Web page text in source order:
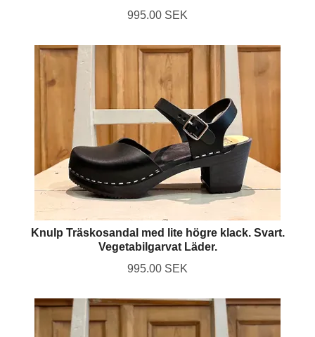
995.00 SEK
Knulp Träskosandal med lite högre klack. Svart.
Vegetabilgarvat Läder.
995.00 SEK